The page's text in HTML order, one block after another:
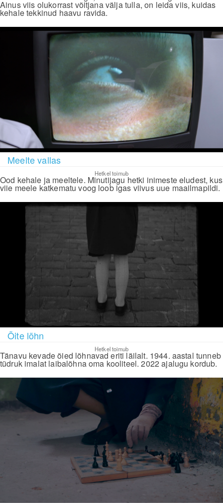
Ainus viis olukorrast võitjana välja tulla, on leida viis, kuidas
kehale tekkinud haavu ravida.
Meelte vallas
Hetkel toimub
Ood kehale ja meeltele. Minutijagu hetki inimeste eludest, kus
viie meele katkematu voog loob igas viivus uue maailmapildi.
Õite lõhn
Hetkel toimub
Tänavu kevade õied lõhnavad eriti läilalt. 1944. aastal tunneb
tüdruk imalat laibalõhna oma kooliteel. 2022 ajalugu kordub.